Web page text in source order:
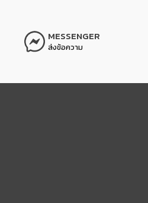
MESSENGER
ส่งข้อความ